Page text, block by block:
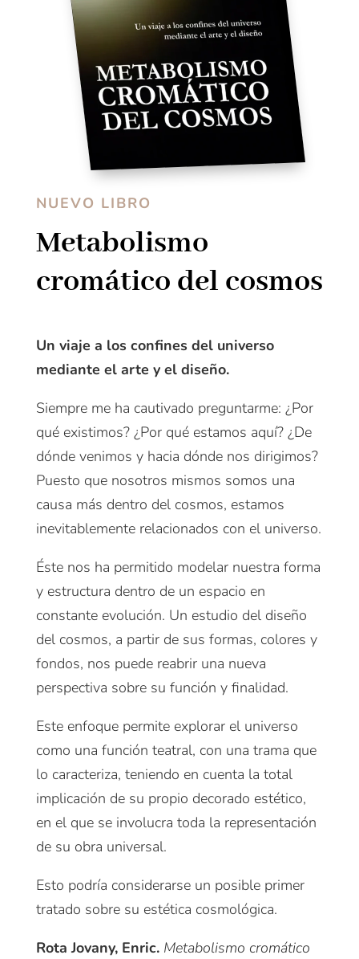
NUEVO LIBRO
Metabolismo
cromático del cosmos
Un viaje a los confines del universo
mediante el arte y el diseño.
Siempre me ha cautivado preguntarme: ¿Por
qué existimos? ¿Por qué estamos aquí? ¿De
dónde venimos y hacia dónde nos dirigimos?
Puesto que nosotros mismos somos una
causa más dentro del cosmos, estamos
inevitablemente relacionados con el universo.
Éste nos ha permitido modelar nuestra forma
y estructura dentro de un espacio en
constante evolución. Un estudio del diseño
del cosmos, a partir de sus formas, colores y
fondos, nos puede reabrir una nueva
perspectiva sobre su función y finalidad.
Este enfoque permite explorar el universo
como una función teatral, con una trama que
lo caracteriza, teniendo en cuenta la total
implicación de su propio decorado estético,
en el que se involucra toda la representación
de su obra universal.
Esto podría considerarse un posible primer
tratado sobre su estética cosmológica.
Rota Jovany, Enric. Metabolismo cromático